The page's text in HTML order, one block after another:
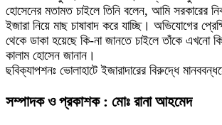
হোসেনের মতামত চাইলে তিনি বলেন, আমি সরকারের
ইজারা নিয়ে মাছ চাষাবাদ করে যাচ্ছি। অভিযোগের
থেকে ডাকা হয়েছে কি-না জানতে চাইলে তাঁকে এখনো
কালাম হোসেন জানান।
ছবিক্যাপশনঃ ভোলাহাটে ইজারাদারের বিরুদ্ধে
সম্পাদক ও প্রকাশক : মোঃ রানা আহমেদ